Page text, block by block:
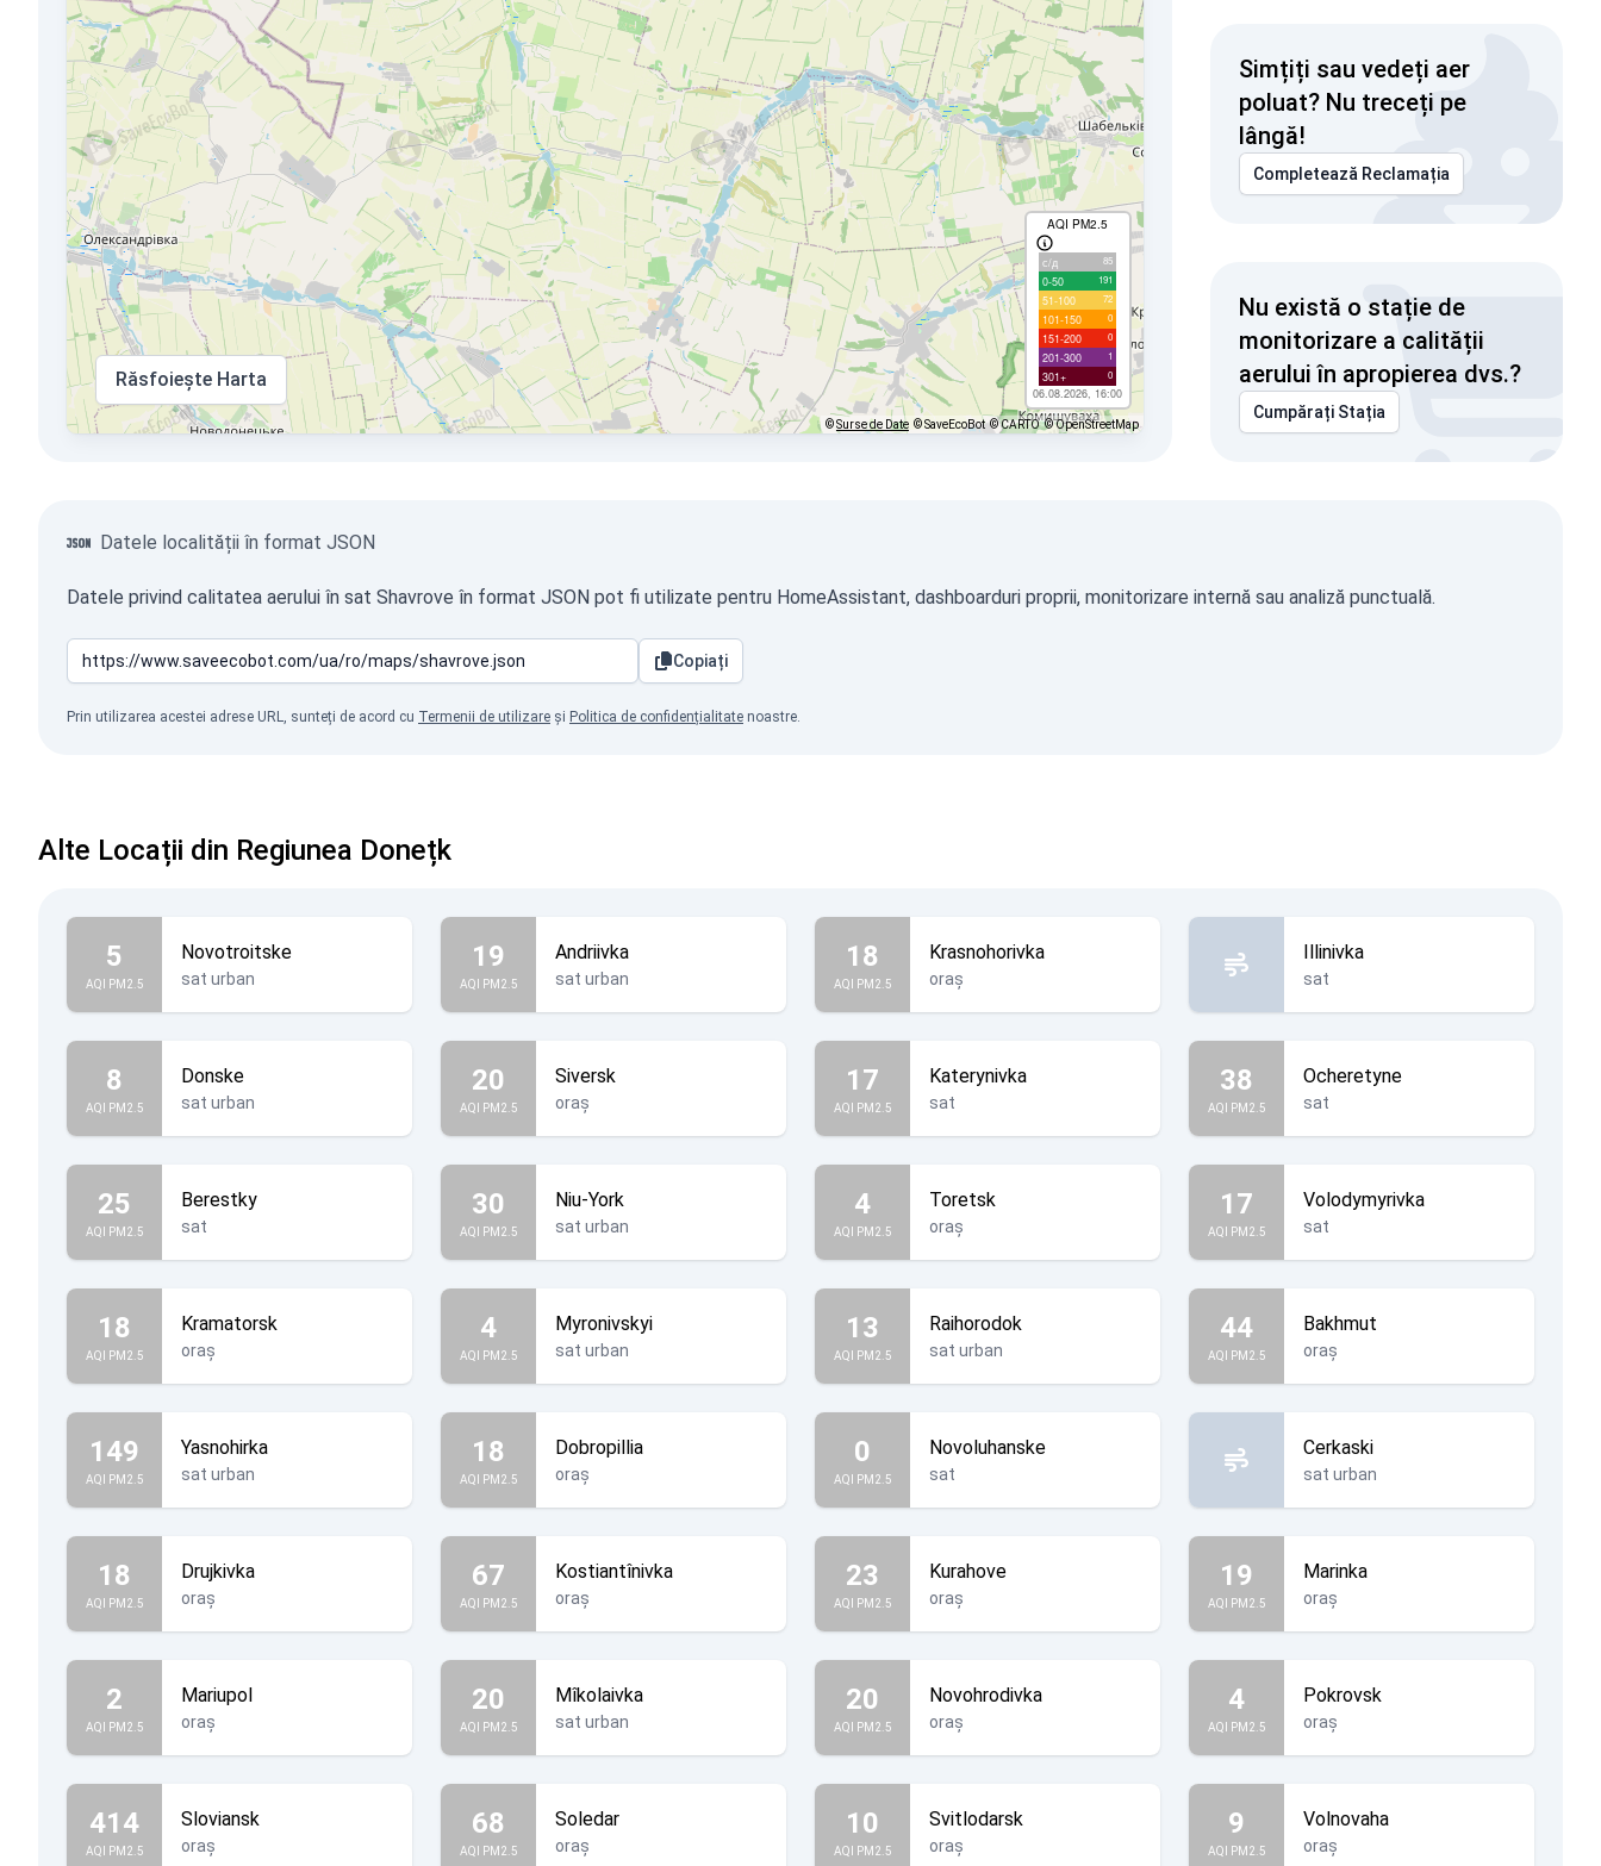
AQI PM2.5
с/д 85
0-50 191
51-100 72
101-150 0
151-200 0
201-300 1
301+ 0
06.08.2026, 16:00
Răsfoiește Harta
©Surse de Date © SaveEcoBot © CARTO © OpenStreetMap
Simțiți sau vedeți aer
poluat? Nu treceți pe
lângă!
Completează Reclamația
Nu există o stație de
monitorizare a calității
aerului în apropierea dvs.?
Cumpărați Stația
Datele localității în format JSON
Datele privind calitatea aerului în sat Shavrove în format JSON pot fi utilizate pentru HomeAssistant, dashboarduri proprii, monitorizare internă sau analiză punctuală.
Copiați
Prin utilizarea acestei adrese URL, sunteți de acord cu Termenii de utilizare și Politica de confidențialitate noastre.
Alte Locații din Regiunea Donețk
5
AQI PM2.5
Novotroitske
sat urban
19
AQI PM2.5
Andriivka
sat urban
18
AQI PM2.5
Krasnohorivka
oraș
Illinivka
sat
8
AQI PM2.5
Donske
sat urban
20
AQI PM2.5
Siversk
oraș
17
AQI PM2.5
Katerynivka
sat
38
AQI PM2.5
Ocheretyne
sat
25
AQI PM2.5
Berestky
sat
30
AQI PM2.5
Niu-York
sat urban
4
AQI PM2.5
Toretsk
oraș
17
AQI PM2.5
Volodymyrivka
sat
18
AQI PM2.5
Kramatorsk
oraș
4
AQI PM2.5
Myronivskyi
sat urban
13
AQI PM2.5
Raihorodok
sat urban
44
AQI PM2.5
Bakhmut
oraș
149
AQI PM2.5
Yasnohirka
sat urban
18
AQI PM2.5
Dobropillia
oraș
0
AQI PM2.5
Novoluhanske
sat
Cerkaski
sat urban
18
AQI PM2.5
Drujkivka
oraș
67
AQI PM2.5
Kostiantînivka
oraș
23
AQI PM2.5
Kurahove
oraș
19
AQI PM2.5
Marinka
oraș
2
AQI PM2.5
Mariupol
oraș
20
AQI PM2.5
Mîkolaivka
sat urban
20
AQI PM2.5
Novohrodivka
oraș
4
AQI PM2.5
Pokrovsk
oraș
414
AQI PM2.5
Sloviansk
oraș
68
AQI PM2.5
Soledar
oraș
10
AQI PM2.5
Svitlodarsk
oraș
9
AQI PM2.5
Volnovaha
oraș